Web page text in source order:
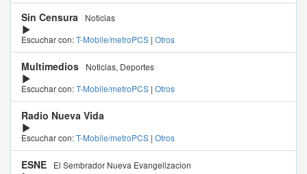
Sin Censura
Noticias
Escuchar con:T-Mobile/metroPCS | Otros
Multimedios
Noticias, Deportes
Escuchar con:T-Mobile/metroPCS | Otros
Radio Nueva Vida
Escuchar con:T-Mobile/metroPCS | Otros
ESNE
El Sembrador Nueva Evangelizacion